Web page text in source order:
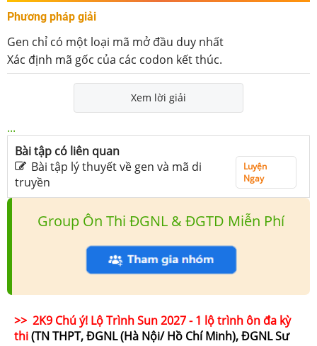
Phương pháp giải
Gen chỉ có một loại mã mở đầu duy nhất
Xác định mã gốc của các codon kết thúc.
Xem lời giải
...
Bài tập có liên quan
Bài tập lý thuyết về gen và mã di
truyền
Luyện
Ngay
Group Ôn Thi ĐGNL & ĐGTD Miễn Phí
>> 2K9 Chú ý! Lộ Trình Sun 2027 - 1 lộ trình ôn đa kỳ
thi(TN THPT, ĐGNL (Hà Nội/ Hồ Chí Minh), ĐGNL Sư